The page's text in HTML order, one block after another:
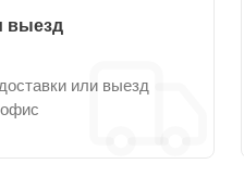
выезд
или выезд